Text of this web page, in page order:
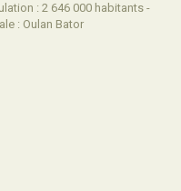
: 2 646 000 habitants -
: Oulan Bator